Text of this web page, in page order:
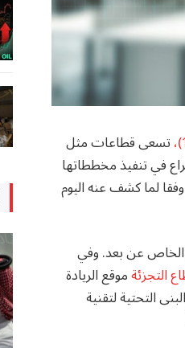
تسعى قطاعات مثل
في تنفيذ مخططاتها
لما كشف عنه اليوم
عن بعد. وفي
التجزئةموقع الريادة
التحتية لتقنية